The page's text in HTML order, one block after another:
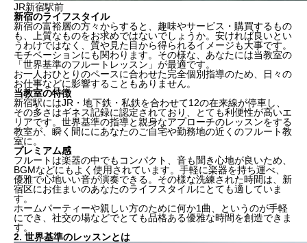
JR新宿駅前
新宿のライフスタイル
新宿の富裕層の方々からすると、趣味やサービス・購買するもの
も、
上質なものをお求めではないでしょうか。安ければ良いとい
うわけではなく、質や見た目から得られるイメージも大事です。
モチベーションにも関わります。その様な、あなたには当教室の
「世界基準のフルートレッスン 」が最適です。
お一人おひとりのペースに合わせた完全個別指導のため、日々の
お仕事などに影響することもありません。
当教室の特徴
新宿駅にはJR・地下鉄・私鉄を合わせて12の在来線が停車し、
その多さはギネス記録に認定されており、とても利便性が高いエ
リアです。世界基準の指導と親身なアプローチのレッスンをする
教室が、瞬く間ににあなたのご自宅や勤務地の近くのフルート教
室に。
プレミアム感
フルートは楽器の中でもコンパクト、音も聞き心地が良いため、
BGMなどにもよく使用されています。 手軽に楽器を持ち運べ、
優雅で心地いい音が演奏できる。その様な洗練された時間は、新
宿区にお住まいのあなたのライフスタイルにとても適していま
す。
ホームパーティーや親しい方のために何か1曲、というのが手軽
にでき、社交の場などでとても品格ある優雅な時間を創造できま
す。
2. 世界基準のレッスンとは